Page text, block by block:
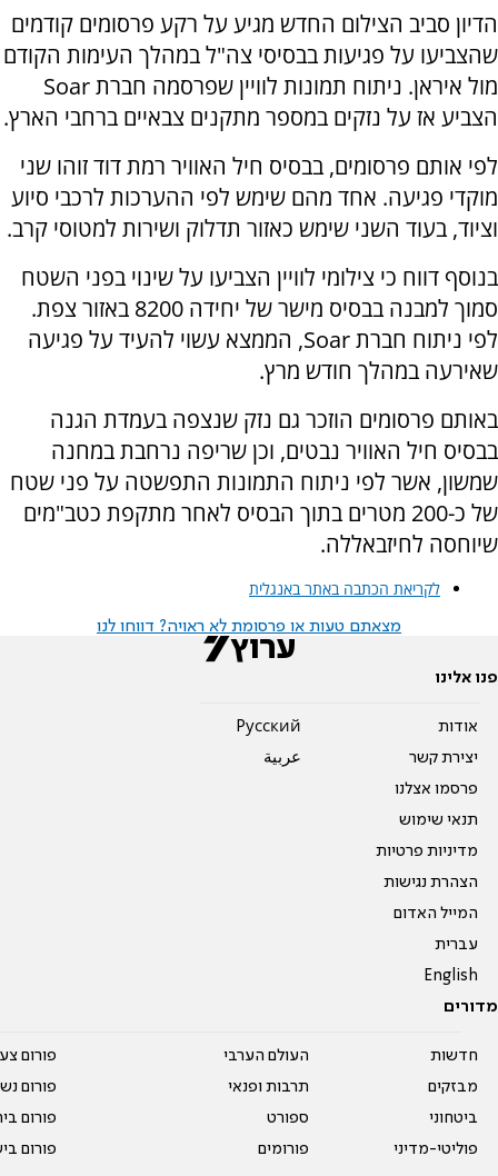
הדיון סביב הצילום החדש מגיע על רקע פרסומים קודמים
שהצביעו על פגיעות בבסיסי צה"ל במהלך העימות הקודם
מול איראן. ניתוח תמונות לוויין שפרסמה חברת Soar
הצביע אז על נזקים במספר מתקנים צבאיים ברחבי הארץ.
לפי אותם פרסומים, בבסיס חיל האוויר רמת דוד זוהו שני
מוקדי פגיעה. אחד מהם שימש לפי ההערכות לרכבי סיוע
וציוד, בעוד השני שימש כאזור תדלוק ושירות למטוסי קרב.
בנוסף דווח כי צילומי לוויין הצביעו על שינוי בפני השטח
סמוך למבנה בבסיס מישר של יחידה 8200 באזור צפת.
לפי ניתוח חברת Soar, הממצא עשוי להעיד על פגיעה
שאירעה במהלך חודש מרץ.
באותם פרסומים הוזכר גם נזק שנצפה בעמדת הגנה
בבסיס חיל האוויר נבטים, וכן שריפה נרחבת במחנה
שמשון, אשר לפי ניתוח התמונות התפשטה על פני שטח
של כ-200 מטרים בתוך הבסיס לאחר מתקפת כטב"מים
שיוחסה לחיזבאללה.
לקריאת הכתבה באתר באנגלית
מצאתם טעות או פרסומת לא ראויה? דווחו לנו
פנו אלינו
אודות
יצירת קשר
פרסמו אצלנו
תנאי שימוש
מדיניות פרטיות
הצהרת נגישות
המייל האדום
עברית
English
Pусский
عربية
מדורים
חדשות
מבזקים
ביטחוני
פוליטי-מדיני
העולם הערבי
תרבות ופנאי
ספורט
פורומים
פורום
פורום
פורום
פורום